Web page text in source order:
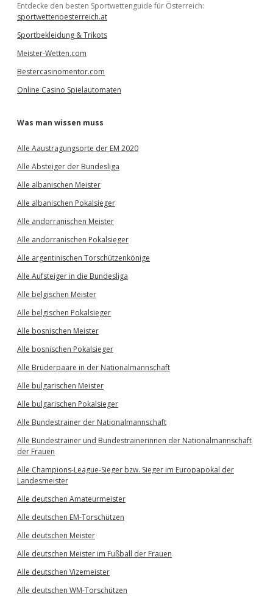
Entdecke den besten Sportwettenguide für Österreich:
sportwettenoesterreich.at
Sportbekleidung & Trikots
Meister-Wetten.com
Bestercasinomentor.com
Online Casino Spielautomaten
Was man wissen muss
Alle Aaustragungsorte der EM 2020
Alle Absteiger der Bundesliga
Alle albanischen Meister
Alle albanischen Pokalsieger
Alle andorranischen Meister
Alle andorranischen Pokalsieger
Alle argentinischen Torschützenkönige
Alle Aufsteiger in die Bundesliga
Alle belgischen Meister
Alle belgischen Pokalsieger
Alle bosnischen Meister
Alle bosnischen Pokalsieger
Alle Brüderpaare in der Nationalmannschaft
Alle bulgarischen Meister
Alle bulgarischen Pokalsieger
Alle Bundestrainer der Nationalmannschaft
Alle Bundestrainer und Bundestrainerinnen der Nationalmannschaft
der Frauen
Alle Champions-League-Sieger bzw. Sieger im Europapokal der
Landesmeister
Alle deutschen Amateurmeister
Alle deutschen EM-Torschützen
Alle deutschen Meister
Alle deutschen Meister im Fußball der Frauen
Alle deutschen Vizemeister
Alle deutschen WM-Torschützen